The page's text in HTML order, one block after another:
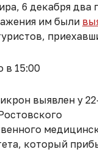
6 декабря два
им были
в 15:00
выявлен у
который